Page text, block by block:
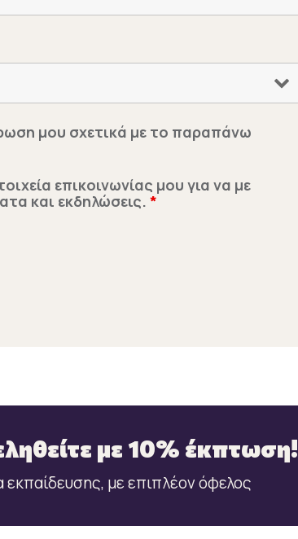
μου σχετικά με το παραπάνω
επικοινωνίας μου για να με
και εκδηλώσεις. *
με 10% έκπτωση!
με επιπλέον όφελος